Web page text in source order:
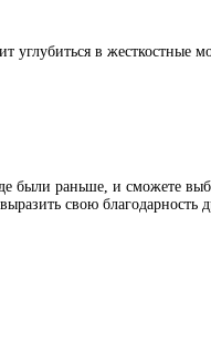
в жесткостные
были раньше, и сможете
свою благодарность